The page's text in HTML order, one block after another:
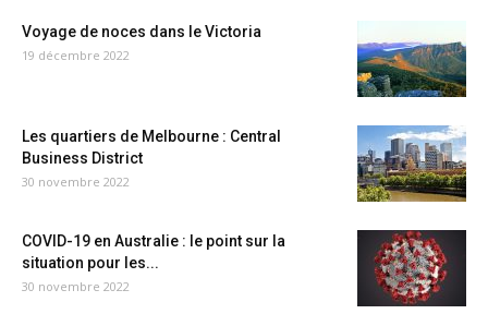
Voyage de noces dans le Victoria
19 décembre 2022
Les quartiers de Melbourne : Central
Business District
30 novembre 2022
COVID-19 en Australie : le point sur la
situation pour les...
30 novembre 2022